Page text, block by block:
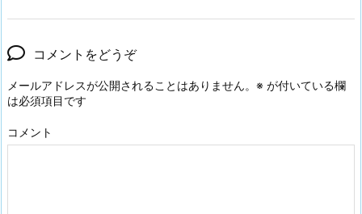
コメントをどうぞ
メールアドレスが公開されることはありません。 ※ が付いている欄
は必須項目です
コメント